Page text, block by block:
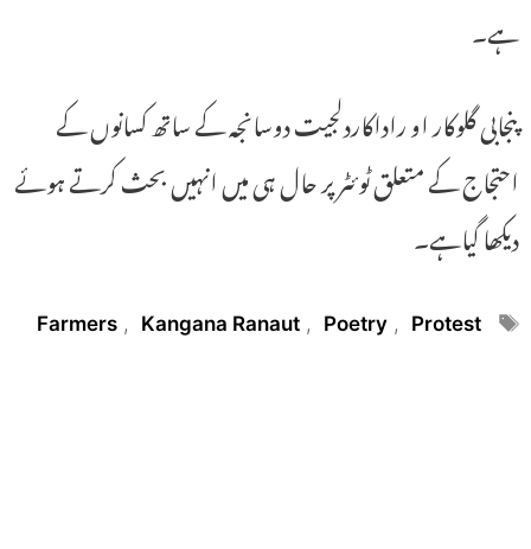
ہے۔
پنجابی گلوکار او راداکاردلجیت دوسانجہ کے ساتھ کسانوں کے
احتجاج کے متعلق ٹوئٹر پر حال ہی میں انہیں بحث کرتے ہوئے
دیکھا گیاہے۔
Tags
Farmers , Kangana Ranaut , Poetry , Protest